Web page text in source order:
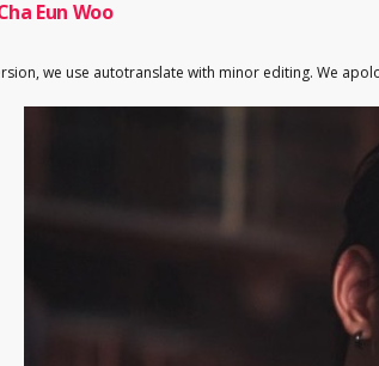
Eun Woo
we use autotranslate with minor editing. We